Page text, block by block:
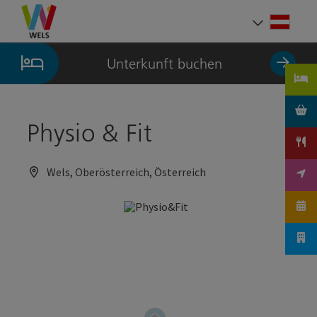
Zum Inhalt
Zur Navigation
Zum Seitenanfang
Unterkunft buchen
Physio & Fit
Wels, Oberösterreich, Österreich